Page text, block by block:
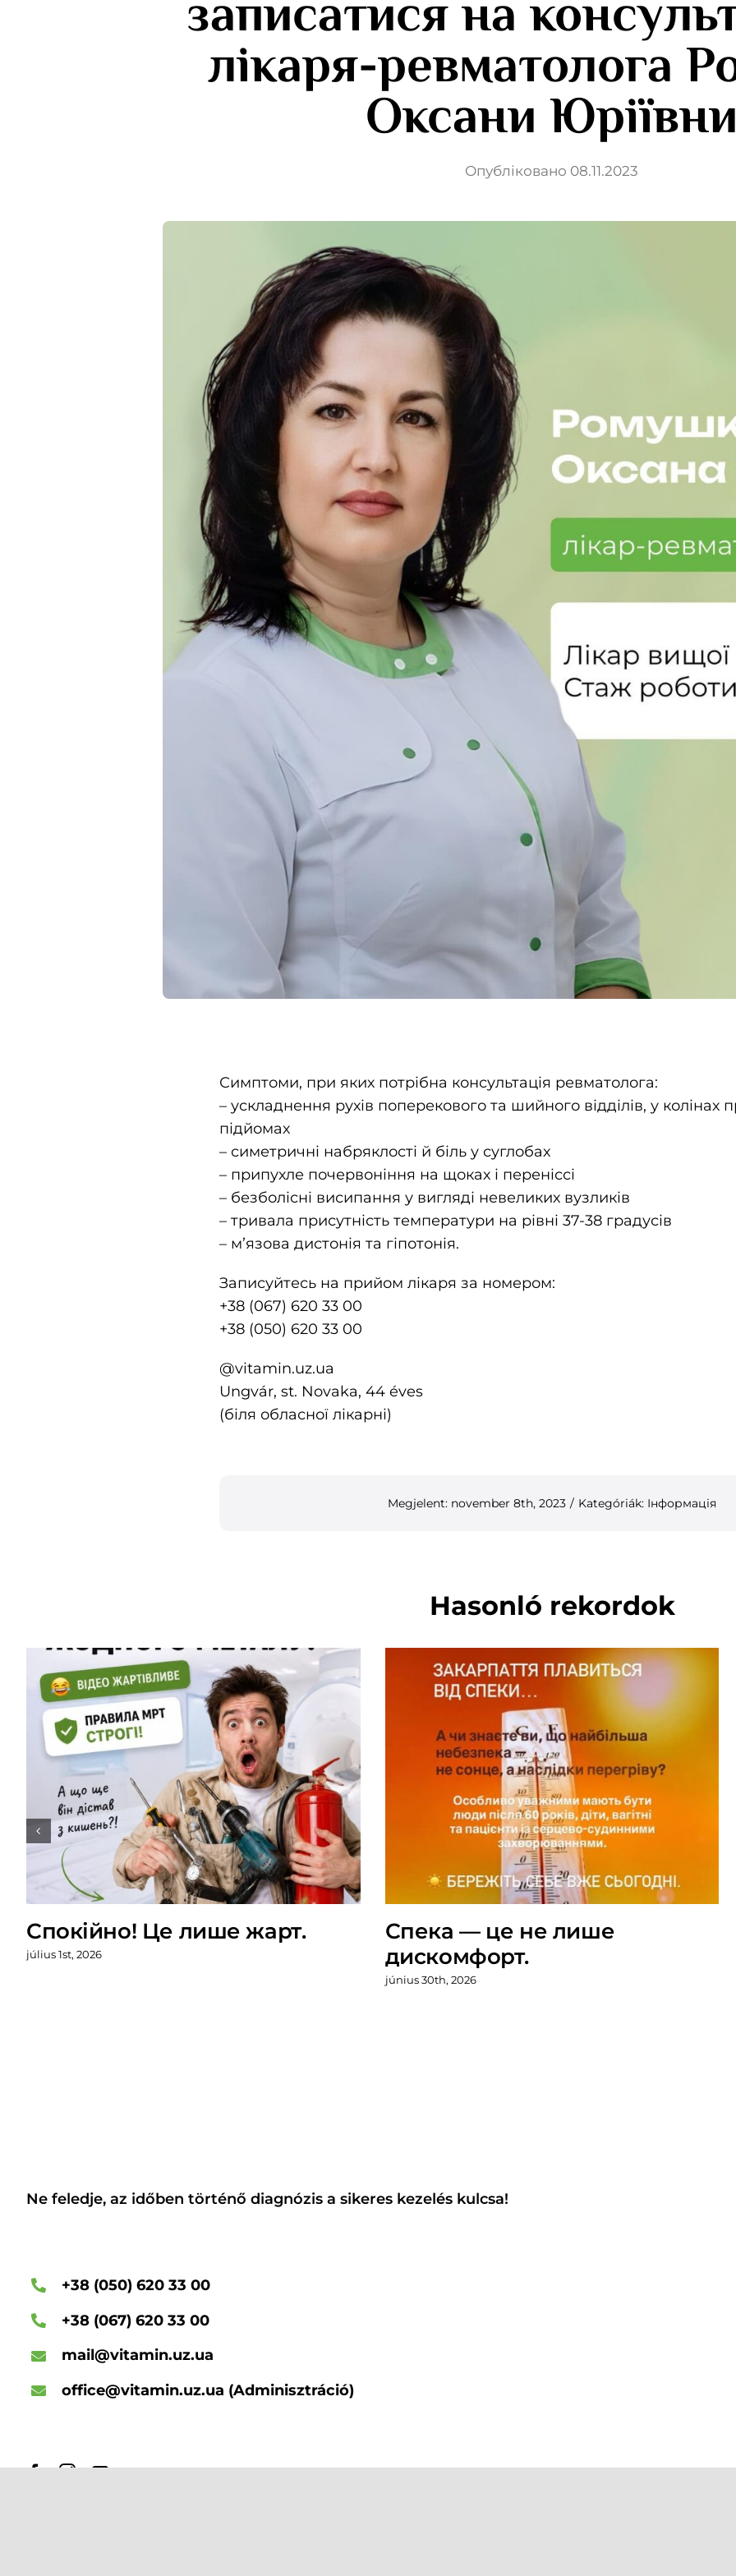
записатися на
лікаря-ревматолога
Оксани Юріївни
Опубліковано 08.11.2023
Симптоми, при яких потрібна консультація ревматолога:
– ускладнення рухів поперекового та шийного відділів, у колінах
підйомах
– симетричні набряклості й біль у суглобах
– припухле почервоніння на щоках і переніссі
– безболісні висипання у вигляді невеликих вузликів
– тривала присутність температури на рівні 37-38 градусів
– мʼязова дистонія та гіпотонія.
Записуйтесь на прийом лікаря за номером:
+38 (067) 620 33 00
+38 (050) 620 33 00
@vitamin.uz.ua
Ungvár, st. Novaka, 44 éves
(біля обласної лікарні)
Megjelent: november 8th, 2023 / Kategóriák: Інформація
Hasonló rekordok
Спокійно! Це лише жарт.
július 1st, 2026
Спека — це не лише
дискомфорт.
június 30th, 2026
Ne feledje, az időben történő diagnózis a sikeres kezelés kulcsa!
+38 (050) 620 33 00
+38 (067) 620 33 00
mail@vitamin.uz.ua
office@vitamin.uz.ua (Adminisztráció)